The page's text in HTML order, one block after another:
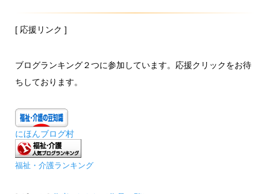
[ 応援リンク ]
ブログランキング２つに参加しています。応援クリックをお待
ちしております。
にほんブログ村
福祉・介護ランキング